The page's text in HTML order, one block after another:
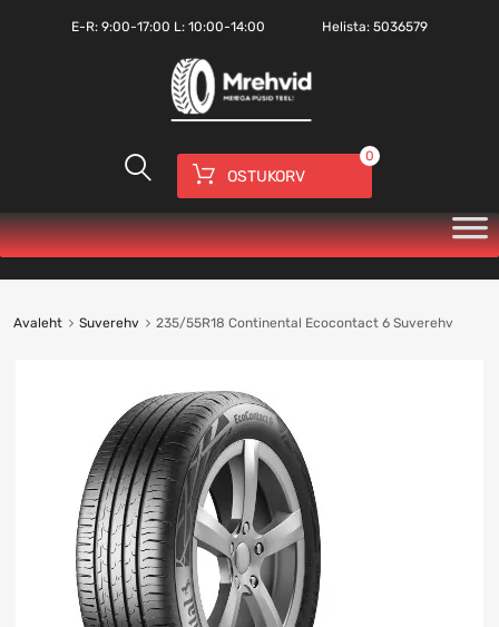
E-R: 9:00-17:00 L: 10:00-14:00 Helista:5036579
OSTUKORV
0
Avaleht Suverehv 235/55R18 Continental Ecocontact 6 Suverehv